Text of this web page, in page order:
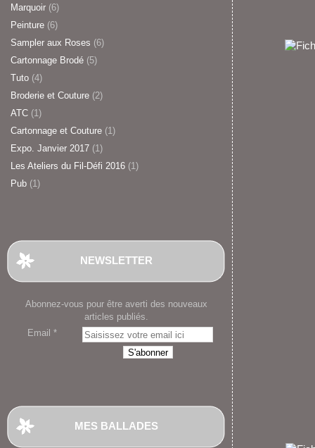
Marquoir (6)
Peinture (6)
Sampler aux Roses (6)
Cartonnage Brodé (5)
Tuto (4)
Broderie et Couture (2)
ATC (1)
Cartonnage et Couture (1)
Expo. Janvier 2017 (1)
Les Ateliers du Fil-Défi 2016 (1)
Pub (1)
NEWSLETTER
Abonnez-vous pour être averti des nouveaux
articles publiés.
Email
MES BALLADES